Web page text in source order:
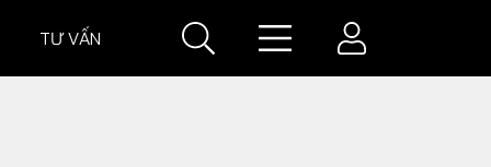
TƯ VẤN